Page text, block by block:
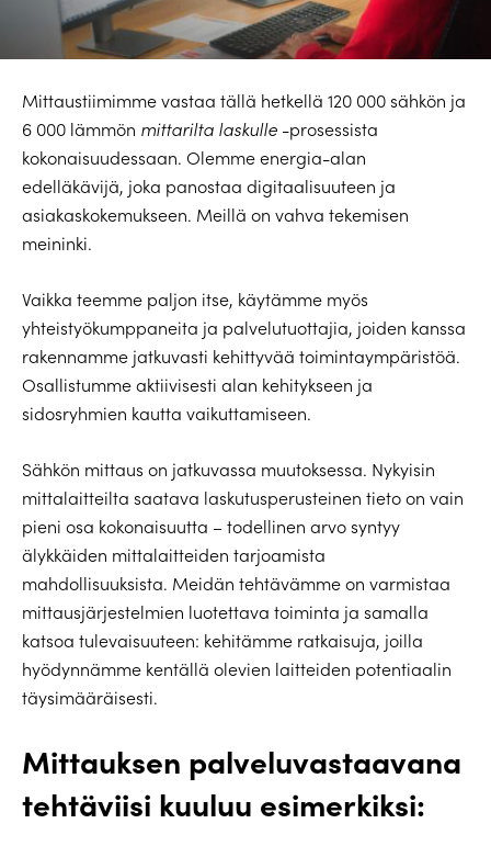
Mittaustiimimme vastaa tällä hetkellä 120 000 sähkön ja
6 000 lämmön mittarilta laskulle -prosessista
kokonaisuudessaan. Olemme energia-alan
edelläkävijä, joka panostaa digitaalisuuteen ja
asiakaskokemukseen. Meillä on vahva tekemisen
meininki.
Vaikka teemme paljon itse, käytämme myös
yhteistyökumppaneita ja palvelutuottajia, joiden kanssa
rakennamme jatkuvasti kehittyvää toimintaympäristöä.
Osallistumme aktiivisesti alan kehitykseen ja
sidosryhmien kautta vaikuttamiseen.
Sähkön mittaus on jatkuvassa muutoksessa. Nykyisin
mittalaitteilta saatava laskutusperusteinen tieto on vain
pieni osa kokonaisuutta – todellinen arvo syntyy
älykkäiden mittalaitteiden tarjoamista
mahdollisuuksista. Meidän tehtävämme on varmistaa
mittausjärjestelmien luotettava toiminta ja samalla
katsoa tulevaisuuteen: kehitämme ratkaisuja, joilla
hyödynnämme kentällä olevien laitteiden potentiaalin
täysimääräisesti.
Mittauksen palveluvastaavana
tehtäviisi kuuluu esimerkiksi: